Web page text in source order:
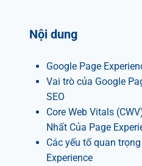
Nội dung
Google Page
Vai trò của Google
SEO
Core Web Vitals
Nhất Của Page
Các yếu tố quan
Experience